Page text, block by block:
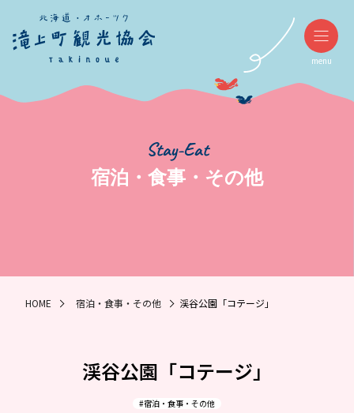
Stay-Eat
宿泊・食事・その他
menu
HOME 宿泊・食事・その他 渓谷公園「コテージ」
渓谷公園「コテージ」
#宿泊・食事・その他